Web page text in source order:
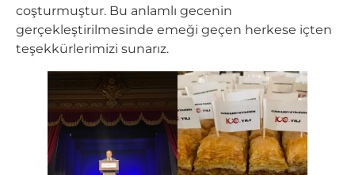
coşturmuştur. Bu anlamlı gecenin
gerçekleştirilmesinde emeği geçen herkese içten
teşekkürlerimizi sunarız.